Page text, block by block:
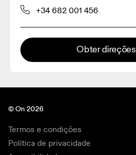
+34 682 001 456
Obter direções
© On 2026
Termos e condições
Política de privacidade